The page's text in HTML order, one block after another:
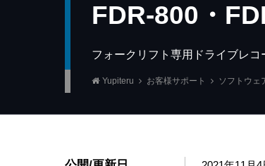
FDR-800・
フォークリフト専用ドライブレ
Yupiteru お客様サポート ソフトウェ